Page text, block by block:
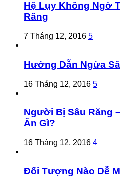
Hệ Lụy Không Ngờ
Răng
7 Tháng 12, 2016 5
Hướng Dẫn Ngừa
16 Tháng 12, 2016 5
Người Bị Sâu Răng
Ăn Gì?
16 Tháng 12, 2016 4
Đối Tượng Nào Dễ